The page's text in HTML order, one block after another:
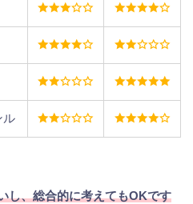
ル
し、総合的に考えてもOKです